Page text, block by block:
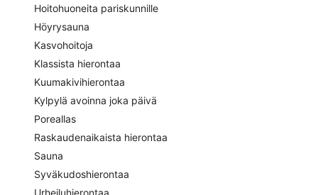
Hoitohuoneita pariskunnille
Höyrysauna
Kasvohoitoja
Klassista hierontaa
Kuumakivihierontaa
Kylpylä avoinna joka päivä
Poreallas
Raskaudenaikaista hierontaa
Sauna
Syväkudoshierontaa
Urheiluhierontaa